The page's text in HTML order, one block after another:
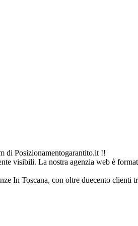
di Posizionamentogarantito.it !!
visibili. La nostra agenzia web è
In Toscana, con oltre duecento clienti